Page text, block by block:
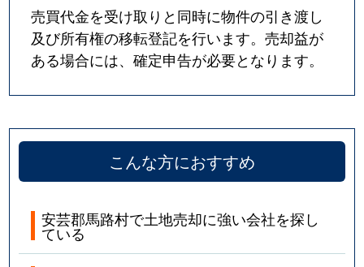
売買代金を受け取りと同時に物件の引き渡し
及び所有権の移転登記を行います。売却益が
ある場合には、確定申告が必要となります。
こんな方におすすめ
安芸郡馬路村で土地売却に強い会社を探し
ている